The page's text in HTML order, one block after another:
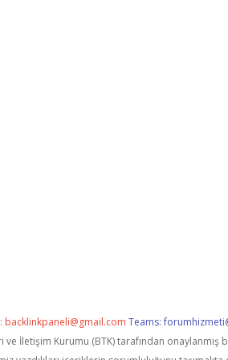
backlinkpaneli@gmail.com Teams:
ve İletişim Kurumu (BTK) tarafından